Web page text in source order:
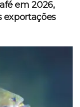
em 2026,
exportações